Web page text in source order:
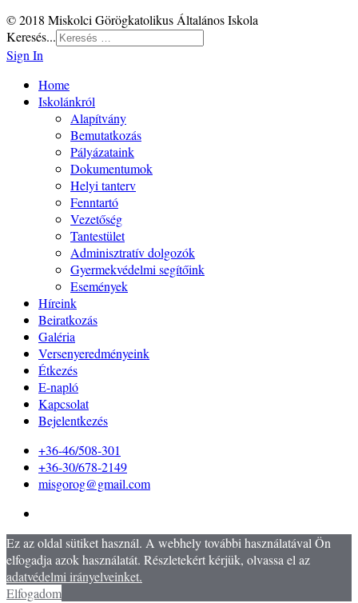
© 2018 Miskolci Görögkatolikus Általános Iskola
Keresés...
Sign In
Home
Iskolánkról
Alapítvány
Bemutatkozás
Pályázataink
Dokumentumok
Helyi tanterv
Fenntartó
Vezetőség
Tantestület
Adminisztratív dolgozók
Gyermekvédelmi segítőink
Események
Híreink
Beiratkozás
Galéria
Versenyeredményeink
Étkezés
E-napló
Kapcsolat
Bejelentkezés
+36-46/508-301
+36-30/678-2149
misgorog@gmail.com
Ez az oldal sütiket használ. A webhely további használatával Ön
elfogadja azok használatát. Részletekért kérjük, olvassa el az
adatvédelmi irányelveinket.
Elfogadom